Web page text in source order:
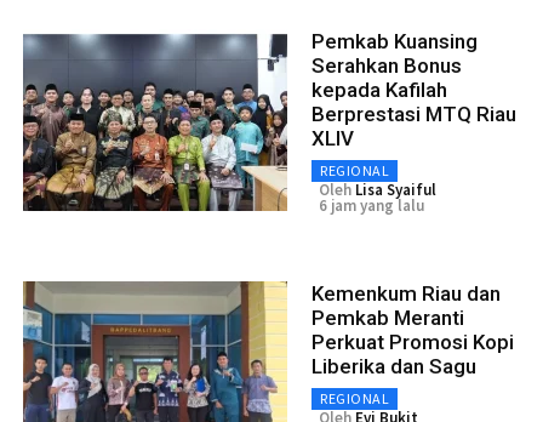
Pemkab Kuansing
Serahkan Bonus
kepada Kafilah
Berprestasi MTQ Riau
XLIV
REGIONAL
Oleh Lisa Syaiful
6 jam yang lalu
Kemenkum Riau dan
Pemkab Meranti
Perkuat Promosi Kopi
Liberika dan Sagu
REGIONAL